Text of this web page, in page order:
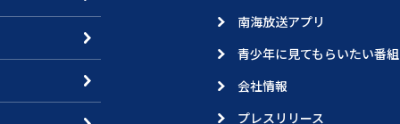
南海放送アプリ
青少年に見てもらいたい番組
会社情報
プレスリリース